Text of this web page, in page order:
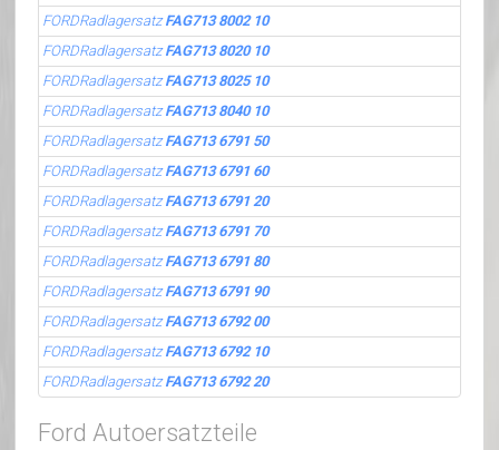
FORDRadlagersatzFAG713 8002 10
FORDRadlagersatzFAG713 8020 10
FORDRadlagersatzFAG713 8025 10
FORDRadlagersatzFAG713 8040 10
FORDRadlagersatzFAG713 6791 50
FORDRadlagersatzFAG713 6791 60
FORDRadlagersatzFAG713 6791 20
FORDRadlagersatzFAG713 6791 70
FORDRadlagersatzFAG713 6791 80
FORDRadlagersatzFAG713 6791 90
FORDRadlagersatzFAG713 6792 00
FORDRadlagersatzFAG713 6792 10
FORDRadlagersatzFAG713 6792 20
Ford Autoersatzteile